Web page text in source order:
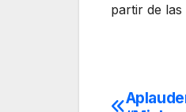
partir de